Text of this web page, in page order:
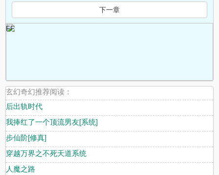
下一章
FF
玄幻奇幻推荐阅读：
后出轨时代
我捧红了一个顶流男友[系统]
步仙阶[修真]
穿越万界之不死天道系统
人魔之路